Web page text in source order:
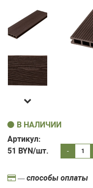
В НАЛИЧИИ
Артикул:
51 BYN/шт. -
— способы оплаты